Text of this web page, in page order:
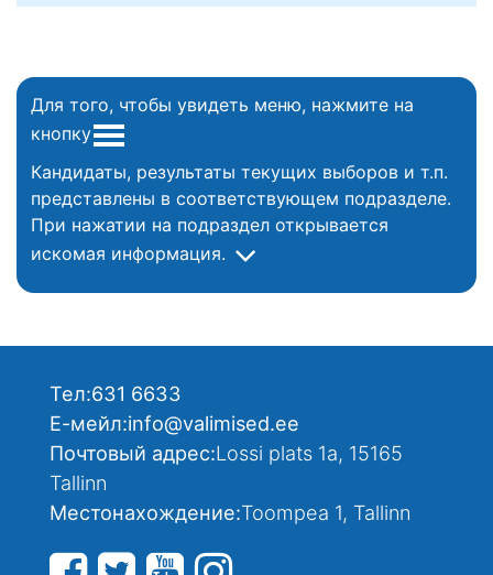
Для того, чтобы увидеть меню, нажмите на
кнопку
Кандидаты, результаты текущих выборов и т.п.
представлены в соответствующем подразделе.
При нажатии на подраздел открывается
искомая информация.
Тел:631 6633
Е-мейл:info@valimised.ee
Почтовый адрес:Lossi plats 1a, 15165
Tallinn
Местонахождение:Toompea 1, Tallinn